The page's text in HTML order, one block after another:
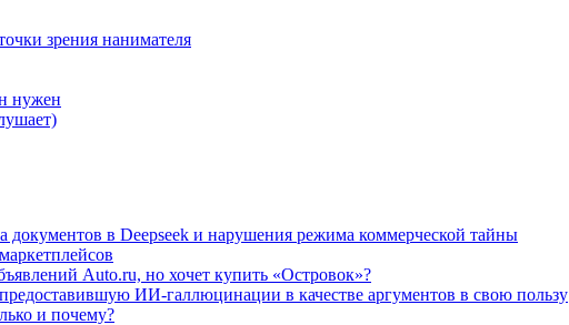
зрения нанимателя
нужен
документов в Deepseek и нарушения режима коммерческой тайны
Auto.ru, но хочет купить «Островок»?
ИИ-галлюцинации в качестве аргументов в свою пользу
и почему?